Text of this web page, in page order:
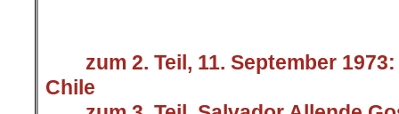
zum 2. Teil, 11. September
Chile